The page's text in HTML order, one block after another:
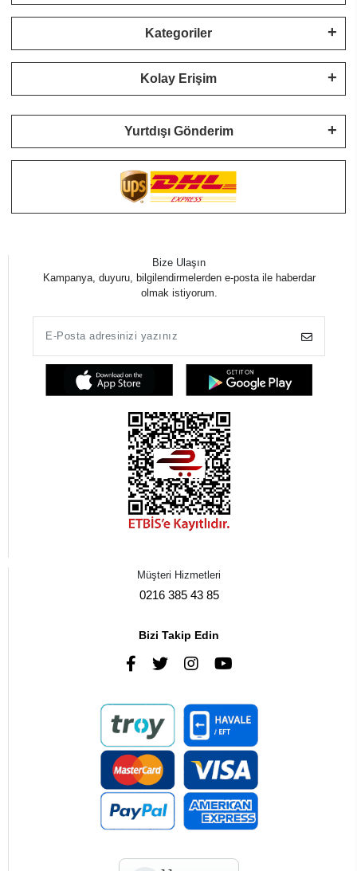
Kategoriler
Kolay Erişim
Yurtdışı Gönderim
Bize Ulaşın
Kampanya, duyuru, bilgilendirmelerden e-posta ile haberdar
olmak istiyorum.
Müşteri Hizmetleri
0216 385 43 85
Bizi Takip Edin